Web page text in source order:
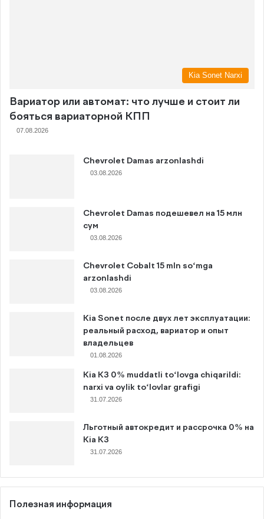
Kia Sonet Narxi
Вариатор или автомат: что лучше и стоит ли
бояться вариаторной КПП
07.08.2026
Chevrolet Damas arzonlashdi
03.08.2026
Chevrolet Damas подешевел на 15 млн
сум
03.08.2026
Chevrolet Cobalt 15 mln so‘mga
arzonlashdi
03.08.2026
Kia Sonet после двух лет эксплуатации:
реальный расход, вариатор и опыт
владельцев
01.08.2026
Kia K3 0% muddatli to‘lovga chiqarildi:
narxi va oylik to‘lovlar grafigi
31.07.2026
Льготный автокредит и рассрочка 0% на
Kia K3
31.07.2026
Полезная информация